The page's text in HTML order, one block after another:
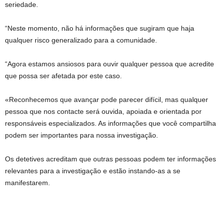
seriedade.
“Neste momento, não há informações que sugiram que haja
qualquer risco generalizado para a comunidade.
“Agora estamos ansiosos para ouvir qualquer pessoa que acredite
que possa ser afetada por este caso.
«Reconhecemos que avançar pode parecer difícil, mas qualquer
pessoa que nos contacte será ouvida, apoiada e orientada por
responsáveis ​​especializados. As informações que você compartilha
podem ser importantes para nossa investigação.
Os detetives acreditam que outras pessoas podem ter informações
relevantes para a investigação e estão instando-as a se
manifestarem.